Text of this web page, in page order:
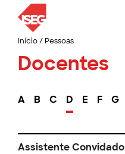
Início/ Pessoas
Docentes
A B C D E F G
Assistente Convidado